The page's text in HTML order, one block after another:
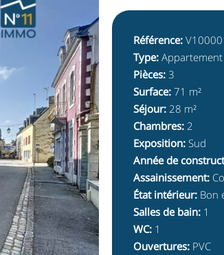
Référence:
Type: Appartement
Pièces: 3
Surface: 71 m²
Séjour: 28 m²
Chambres: 2
Exposition: Sud
Année de
Assainissement:
État intérieur: Bon
Salles de bain: 1
WC: 1
Ouvertures: PVC